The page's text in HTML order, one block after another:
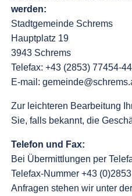
werden:
Stadtgemeinde Schrems
Hauptplatz 19
3943 Schrems
Telefax: +43 (2853) 77454-44
E-mail:
Zur leichteren Bearbeitung
Sie, falls bekannt, die
Telefon und Fax:
Bei Übermittlungen per
Telefax-Nummer +43
Anfragen stehen wir unter